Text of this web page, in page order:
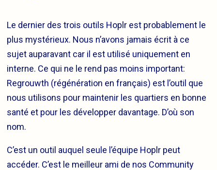
Le dernier des trois outils Hoplr est probablement le
plus mystérieux. Nous n’avons jamais écrit à ce
sujet auparavant car il est utilisé uniquement en
interne. Ce qui ne le rend pas moins important:
Regrouwth (régénération en français) est l’outil que
nous utilisons pour maintenir les quartiers en bonne
santé et pour les développer davantage. D’où son
nom.
C’est un outil auquel seule l’équipe Hoplr peut
accéder. C’est le meilleur ami de nos Community